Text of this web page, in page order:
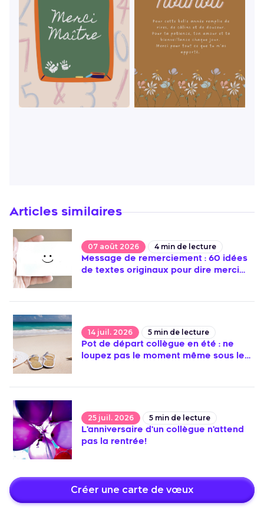
Articles similaires
07 août 2026 4 min de lecture
Message de remerciement : 60 idées
de textes originaux pour dire merci
14 juil. 2026 5 min de lecture
Pot de départ collègue en été : ne
loupez pas le moment même sous les
25 juil. 2026 5 min de lecture
L'anniversaire d'un collègue n'attend
pas la rentrée!
Créer une carte de vœux